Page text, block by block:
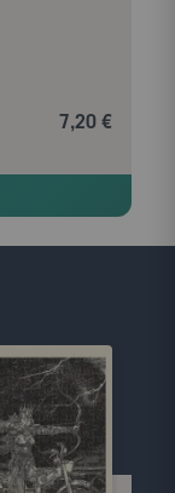
7,20 €